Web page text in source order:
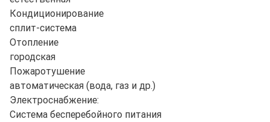
Кондиционирование
сплит-система
Отопление
городская
Пожаротушение
автоматическая (вода, газ и др.)
Электроснабжение:
Система бесперебойного питания